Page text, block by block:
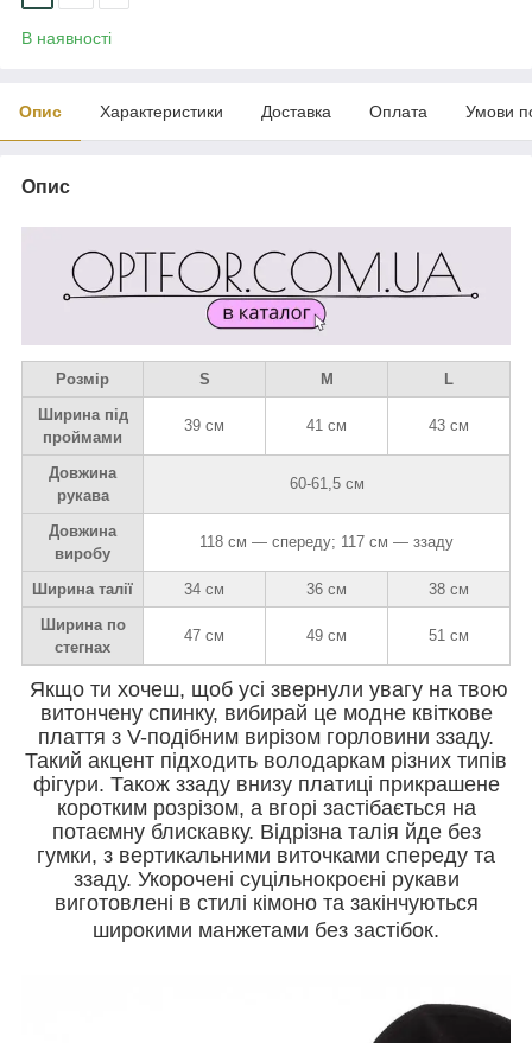
В наявності
Опис Характеристики Доставка Оплата Умови
Опис
Розмір S M
L
Ширина під
проймами
39 см 41 см 43 см
Довжина
рукава
60-61,5 см
Довжина
виробу
118 см — спереду; 117 см — ззаду
Ширина талії 34 см 36 см
38 см
Ширина по
стегнах
47 см 49 см 51 см
Якщо ти хочеш, щоб усі звернули увагу на твою
витончену спинку, вибирай це модне квіткове
плаття з V-подібним вирізом горловини ззаду.
Такий акцент підходить володаркам різних типів
фігури. Також ззаду внизу платиці прикрашене
коротким розрізом, а вгорі застібається на
потаємну блискавку. Відрізна талія йде без
гумки, з вертикальними виточками спереду та
ззаду. Укорочені суцільнокроєні рукави
виготовлені в стилі кімоно та закінчуються
широкими манжетами без застібок.